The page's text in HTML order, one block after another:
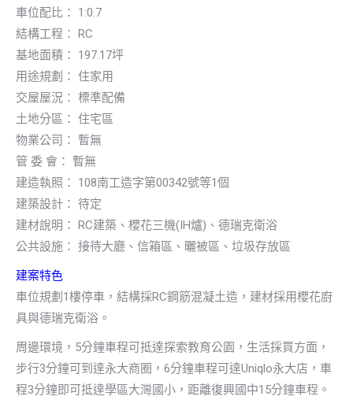
車位配比： 1:0.7
結構工程： RC
基地面積： 197.17坪
用途規劃： 住家用
交屋屋況： 標準配備
土地分區： 住宅區
物業公司： 暫無
管 委 會： 暫無
建造執照： 108南工造字第00342號等1個
建築設計： 待定
建材說明： RC建築、櫻花三機(IH爐)、德瑞克衛浴
公共設施： 接待大廳、信箱區、曬被區、垃圾存放區
建案特色
車位規劃1樓停車，結構採RC鋼筋混凝土造，建材採用櫻花廚
具與德瑞克衛浴。
周邊環境，5分鐘車程可抵達探索教育公園，生活採買方面，
步行3分鐘可到達永大商圈，6分鐘車程可達Uniqlo永大店，車
程3分鐘即可抵達學區大灣國小，距離復興國中15分鐘車程。